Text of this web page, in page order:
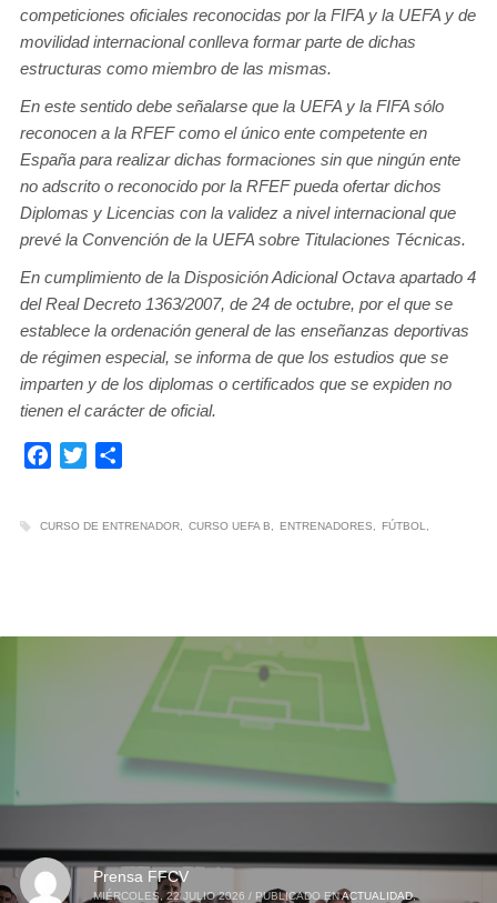
competiciones oficiales reconocidas por la FIFA y la UEFA y de
movilidad internacional conlleva formar parte de dichas
estructuras como miembro de las mismas.
En este sentido debe señalarse que la UEFA y la FIFA sólo
reconocen a la RFEF como el único ente competente en
España para realizar dichas formaciones sin que ningún ente
no adscrito o reconocido por la RFEF pueda ofertar dichos
Diplomas y Licencias con la validez a nivel internacional que
prevé la Convención de la UEFA sobre Titulaciones Técnicas.
En cumplimiento de la Disposición Adicional Octava apartado 4
del Real Decreto 1363/2007, de 24 de octubre, por el que se
establece la ordenación general de las enseñanzas deportivas
de régimen especial, se informa de que los estudios que se
imparten y de los diplomas o certificados que se expiden no
tienen el carácter de oficial.
Facebook
Twitter
CURSO DE ENTRENADOR CURSO UEFA B ENTRENADORES FÚTBOL
Prensa FFCV
MIÉRCOLES, 22 JULIO 2026 / PUBLICADO ENACTUALIDAD,